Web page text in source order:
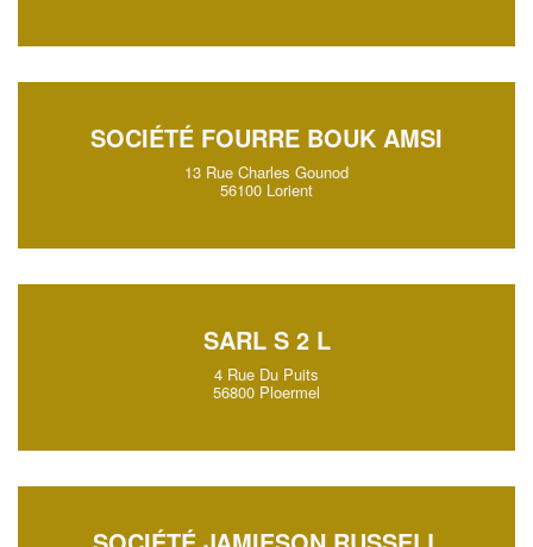
SOCIÉTÉ FOURRE BOUK AMSI
13 Rue Charles Gounod
56100 Lorient
SARL S 2 L
4 Rue Du Puits
56800 Ploermel